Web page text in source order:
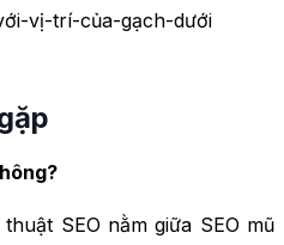
SEO nằm giữa SEO mũ